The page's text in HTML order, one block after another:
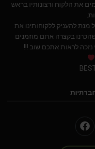
את הלקוח ורצונותיו בראש
להעניק ללקוחותינו את
בקצרה אתם מוזמנים
לראות אתכם שוב !!!